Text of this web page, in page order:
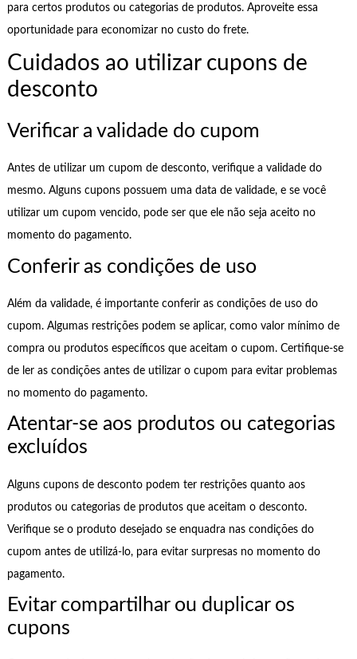
para certos produtos ou categorias de produtos. Aproveite essa
oportunidade para economizar no custo do frete.
Cuidados ao utilizar cupons de
desconto
Verificar a validade do cupom
Antes de utilizar um cupom de desconto, verifique a validade do
mesmo. Alguns cupons possuem uma data de validade, e se você
utilizar um cupom vencido, pode ser que ele não seja aceito no
momento do pagamento.
Conferir as condições de uso
Além da validade, é importante conferir as condições de uso do
cupom. Algumas restrições podem se aplicar, como valor mínimo de
compra ou produtos específicos que aceitam o cupom. Certifique-se
de ler as condições antes de utilizar o cupom para evitar problemas
no momento do pagamento.
Atentar-se aos produtos ou categorias
excluídos
Alguns cupons de desconto podem ter restrições quanto aos
produtos ou categorias de produtos que aceitam o desconto.
Verifique se o produto desejado se enquadra nas condições do
cupom antes de utilizá-lo, para evitar surpresas no momento do
pagamento.
Evitar compartilhar ou duplicar os
cupons